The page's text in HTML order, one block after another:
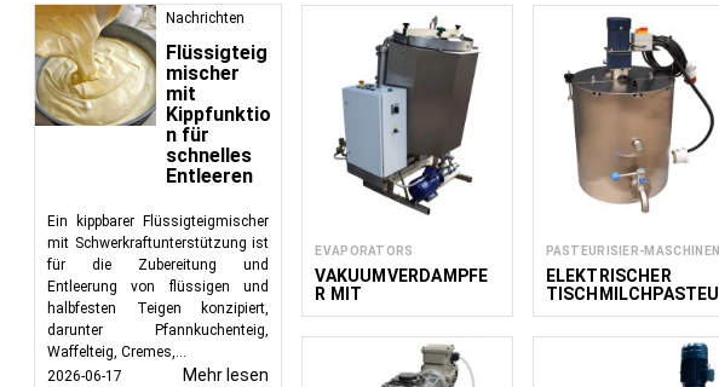
Nachrichten
Flüssigteig
mischer
mit
Kippfunktio
n für
schnelles
Entleeren
Ein kippbarer Flüssigteigmischer
mit Schwerkraftunterstützung ist
für die Zubereitung und
Entleerung von flüssigen und
halbfesten Teigen konzipiert,
darunter Pfannkuchenteig,
Waffelteig, Cremes,...
2026-06-17
Mehr lesen
Anlagen zur Lebensmittelverarbeitung für die
Anlagen zum Erhitzen, Mischen und Verarbeiten
Schlagsahne, Dessertsoßen, Sahnefüllungen und
für Molkereien, Süßwarenhersteller,
EVAPORATORS
VAKUUMVERDAMPFE
R MIT
UMLAUFSYSTEM 100-
PASTEURISIER-MASCHINEN
ELEKTRISCHER
TISCHMILCHPASTEU
RISIERER 50–150 L